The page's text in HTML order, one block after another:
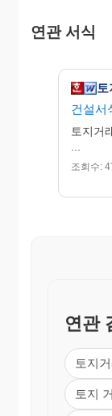
이하의 벌
매수
주민등
주
전
연관 서식
건설서
토지거
조회수:
연관
토지
토지